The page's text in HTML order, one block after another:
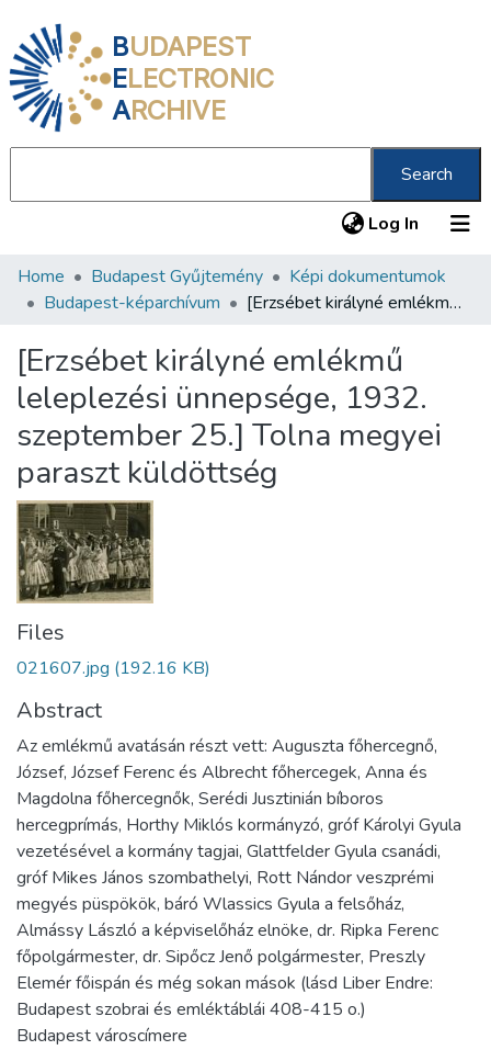
BUDAPEST
ELECTRONIC
ARCHIVE
Search
Log In (current)
Communities & Collections
Statistics
About us
Home Budapest Gyűjtemény
Képi dokumentumok
Budapest-képarchívum
[Erzsébet királyné emlékmű leleplezési ünnepsége, 1932. szeptember 25.] Tolna megyei paraszt küldöttség
[Erzsébet királyné emlékmű
leleplezési ünnepsége, 1932.
szeptember 25.] Tolna megyei
paraszt küldöttség
Files
021607.jpg (192.16 KB)
Abstract
Az emlékmű avatásán részt vett: Auguszta főhercegnő,
József, József Ferenc és Albrecht főhercegek, Anna és
Magdolna főhercegnők, Serédi Jusztinián bíboros
hercegprímás, Horthy Miklós kormányzó, gróf Károlyi Gyula
vezetésével a kormány tagjai, Glattfelder Gyula csanádi,
gróf Mikes János szombathelyi, Rott Nándor veszprémi
megyés püspökök, báró Wlassics Gyula a felsőház,
Almássy László a képviselőház elnöke, dr. Ripka Ferenc
főpolgármester, dr. Sipőcz Jenő polgármester, Preszly
Elemér főispán és még sokan mások (lásd Liber Endre:
Budapest szobrai és emléktáblái 408-415 o.)
Budapest városcímere